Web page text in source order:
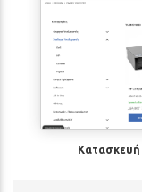
Κατασκευή